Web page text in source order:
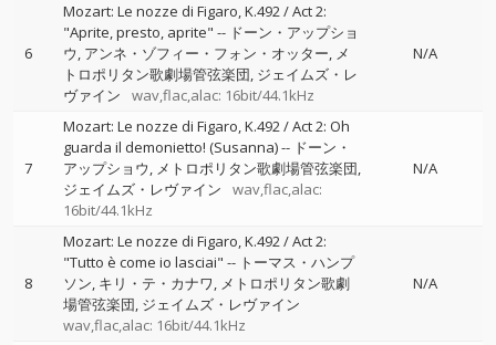
6
Mozart: Le nozze di Figaro, K.492 / Act 2:
"Aprite, presto, aprite" -- ドーン・アップショ
ウ アンネ・ゾフィー・フォン・オッター メ
トロポリタン歌劇場管弦楽団 ジェイムズ・レ
ヴァイン
wav,flac,alac: 16bit/44.1kHz
N/A
7
Mozart: Le nozze di Figaro, K.492 / Act 2: Oh
guarda il demonietto! (Susanna)-- ドーン・
アップショウ メトロポリタン歌劇場管弦楽団
ジェイムズ・レヴァイン
wav,flac,alac:
16bit/44.1kHz
N/A
8
Mozart: Le nozze di Figaro, K.492 / Act 2:
"Tutto è come io lasciai" -- トーマス・ハンプ
ソン キリ・テ・カナワ メトロポリタン歌劇
場管弦楽団 ジェイムズ・レヴァイン
wav,flac,alac: 16bit/44.1kHz
N/A